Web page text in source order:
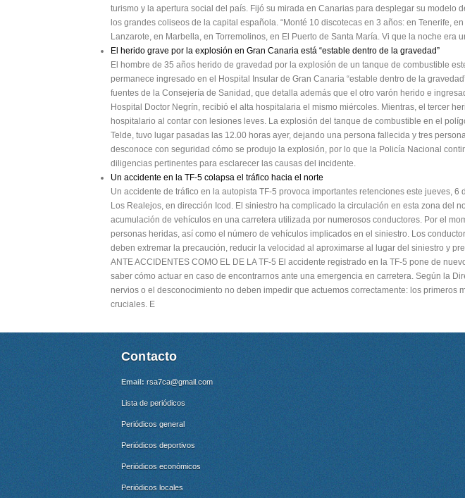
turismo y la apertura social del país. Fijó su mirada en Canarias para desplegar su modelo
los grandes coliseos de la capital española. “Monté 10 discotecas en 3 años: en Tenerife,
Lanzarote, en Marbella, en Torremolinos, en El Puerto de Santa María. Vi que la noche era
El herido grave por la explosión en Gran Canaria está “estable dentro de la gravedad”
El hombre de 35 años herido de gravedad por la explosión de un tanque de combustible
permanece ingresado en el Hospital Insular de Gran Canaria “estable dentro de la
fuentes de la Consejería de Sanidad, que detalla además que el otro varón herido e
Hospital Doctor Negrín, recibió el alta hospitalaria el mismo miércoles. Mientras, el tercer
hospitalario al contar con lesiones leves. La explosión del tanque de combustible en el
Telde, tuvo lugar pasadas las 12.00 horas ayer, dejando una persona fallecida y tres
desconoce con seguridad cómo se produjo la explosión, por lo que la Policía Nacional
diligencias pertinentes para esclarecer las causas del incidente.
Un accidente en la TF-5 colapsa el tráfico hacia el norte
Un accidente de tráfico en la autopista TF-5 provoca importantes retenciones este jueves, 6
Los Realejos, en dirección Icod. El siniestro ha complicado la circulación en esta zona del
acumulación de vehículos en una carretera utilizada por numerosos conductores. Por el
personas heridas, así como el número de vehículos implicados en el siniestro. Los
deben extremar la precaución, reducir la velocidad al aproximarse al lugar del siniestro y
ANTE ACCIDENTES COMO EL DE LA TF-5 El accidente registrado en la TF-5 pone de
saber cómo actuar en caso de encontrarnos ante una emergencia en carretera. Según la
nervios o el desconocimiento no deben impedir que actuemos correctamente: los primeros
cruciales. E
Contacto
Email: rsa7ca@gmail.com
Lista de periódicos
Periódicos general
Periódicos deportivos
Periódicos económicos
Periódicos locales